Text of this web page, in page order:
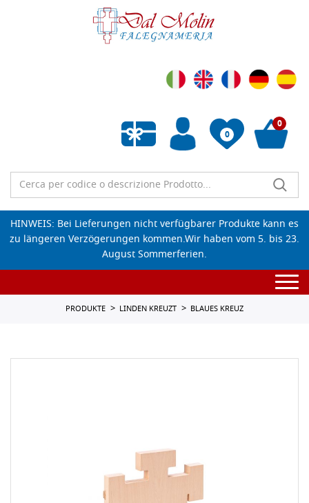
0
Wunschliste leeren
0
HINWEIS: Bei Lieferungen nicht verfügbarer Produkte kann es
zu längeren Verzögerungen kommen.Wir haben vom 5. bis 23.
August Sommerferien.
PRODUKTE LINDEN KREUZT BLAUES KREUZ